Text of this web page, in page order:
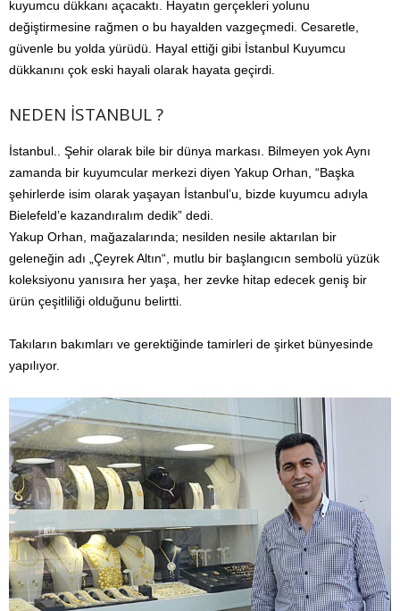
kuyumcu dükkanı açacaktı. Hayatın gerçekleri yolunu
değiştirmesine rağmen o bu hayalden vazgeçmedi. Cesaretle,
güvenle bu yolda yürüdü. Hayal ettiği gibi İstanbul Kuyumcu
dükkanını çok eski hayali olarak hayata geçirdi.
NEDEN İSTANBUL ?
İstanbul.. Şehir olarak bile bir dünya markası. Bilmeyen yok Aynı
zamanda bir kuyumcular merkezi diyen Yakup Orhan, “Başka
şehirlerde isim olarak yaşayan İstanbul’u, bizde kuyumcu adıyla
Bielefeld’e kazandıralım dedik” dedi.
Yakup Orhan, mağazalarında; nesilden nesile aktarılan bir
geleneğin adı „Çeyrek Altın“, mutlu bir başlangıcın sembolü yüzük
koleksiyonu yanısıra her yaşa, her zevke hitap edecek geniş bir
ürün çeşitliliği olduğunu belirtti.
Takıların bakımları ve gerektiğinde tamirleri de şirket bünyesinde
yapılıyor.